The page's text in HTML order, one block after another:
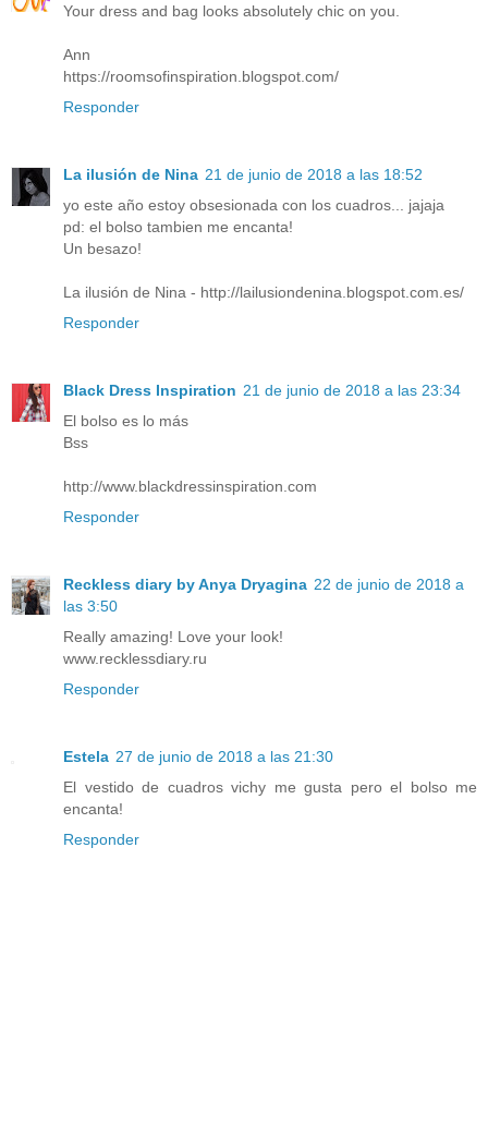
Your dress and bag looks absolutely chic on you.
Ann
https://roomsofinspiration.blogspot.com/
Responder
La ilusión de Nina 21 de junio de 2018 a las 18:52
yo este año estoy obsesionada con los cuadros... jajaja
pd: el bolso tambien me encanta!
Un besazo!
La ilusión de Nina - http://lailusiondenina.blogspot.com.es/
Responder
Black Dress Inspiration 21 de junio de 2018 a las 23:34
El bolso es lo más
Bss
http://www.blackdressinspiration.com
Responder
Reckless diary by Anya Dryagina 22 de junio de 2018 a
las 3:50
Really amazing! Love your look!
www.recklessdiary.ru
Responder
Estela 27 de junio de 2018 a las 21:30
El vestido de cuadros vichy me gusta pero el bolso me
encanta!
Responder